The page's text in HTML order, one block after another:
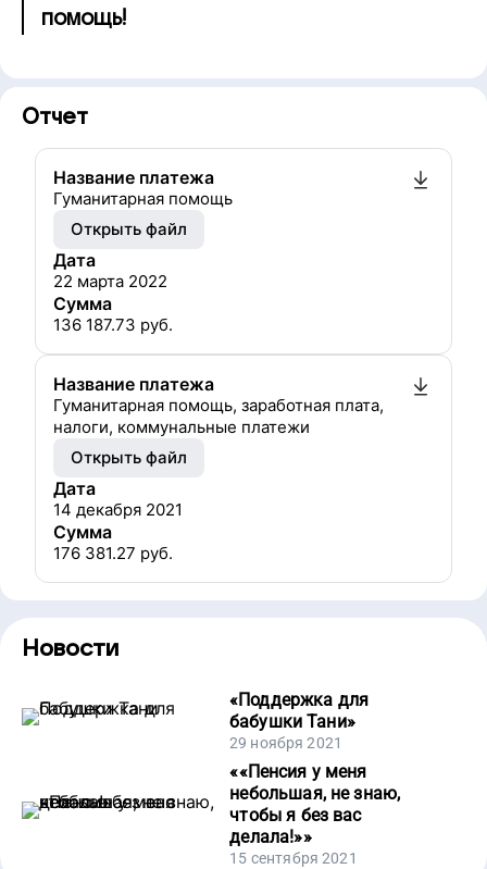
помощь!
Отчет
Название платежа
Гуманитарная помощь
Открыть файл
Дата
22 марта 2022
Сумма
136 187.73 руб.
Название платежа
Гуманитарная помощь, заработная плата,
налоги, коммунальные платежи
Открыть файл
Дата
14 декабря 2021
Сумма
176 381.27 руб.
Новости
«Поддержка для
бабушки Тани»
29 ноября 2021
««Пенсия у меня
небольшая, не знаю,
чтобы я без вас
делала!»»
15 сентября 2021